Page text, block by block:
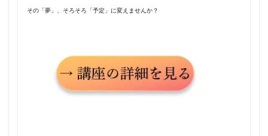
その「夢」、そろそろ「予定」に変えませんか？